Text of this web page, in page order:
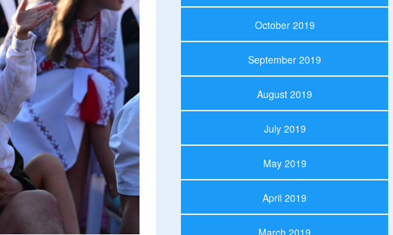
October 2019
September 2019
August 2019
July 2019
May 2019
April 2019